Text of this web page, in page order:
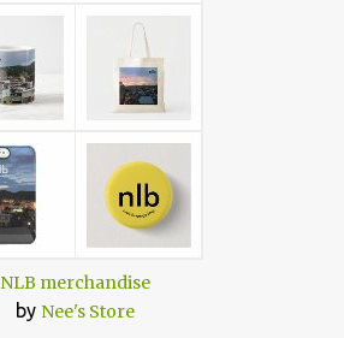
NLB merchandise
by Nee's Store